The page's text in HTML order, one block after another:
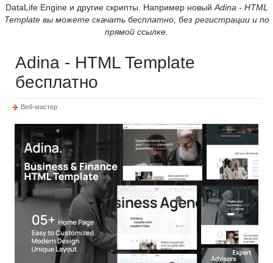
DataLife Engine и другие скрипты. Например новый Adina - HTML
Template вы можете скачать бесплатно, без регистрации и по
прямой ссылке.
Adina - HTML Template
бесплатно
Веб-мастер